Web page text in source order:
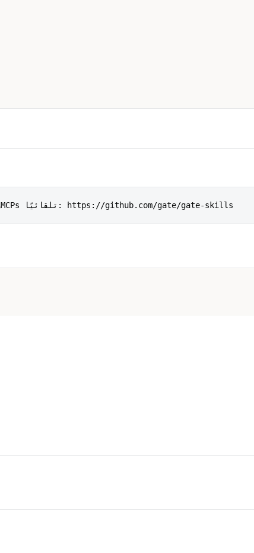
ساعدني في تهيئة Gate Skills وMCPs تلقائيًا: https://github.com/gate/gate-skills